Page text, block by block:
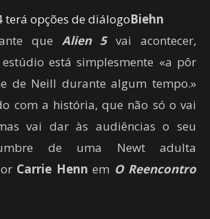
terá opções de diálogoBiehn
que Alien 5vai acontecer,
está simplesmente «a pôr
de Neill durante algum tempo.»
com a história, que não só o vai
vai dar às audiências o seu
de uma Newt adulta
Carrie Henn em O Reencontro